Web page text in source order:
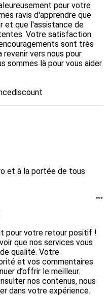
pour votre
ravis d'apprendre que
et que l'assistance de
Votre satisfaction
sont très
revenir vers nous pour
sommes là pour vous aider.
et à la portée de tous
pour votre retour positif !
que nos services vous
qualité. Votre
et vos commentaires
d’offrir le meilleur.
nos contenus, nous
dans votre expérience.